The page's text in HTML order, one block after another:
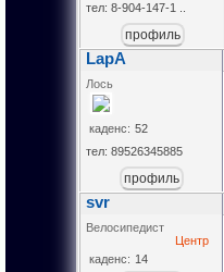
тел: 8-904-147-1 ..
профиль
LapA
Лось
каденс: 52
тел: 89526345885
профиль
svr
Велосипедист
Центр
каденс: 14